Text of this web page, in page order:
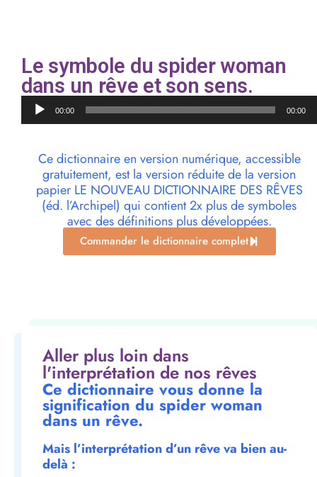
Le symbole du spider woman
dans un rêve et son sens.
Lecteur
audio00:00 00:00
Ce dictionnaire en version numérique, accessible
gratuitement, est la version réduite de la version
papier LE NOUVEAU DICTIONNAIRE DES RÊVES
(éd. l’Archipel) qui contient 2x plus de symboles
avec des définitions plus développées.
Commander le dictionnaire complet
Aller plus loin dans
l'interprétation de nos rêves
Ce dictionnaire vous donne la
signification du spider woman
dans un rêve.
Mais l’interprétation d’un rêve va bien au-
delà :